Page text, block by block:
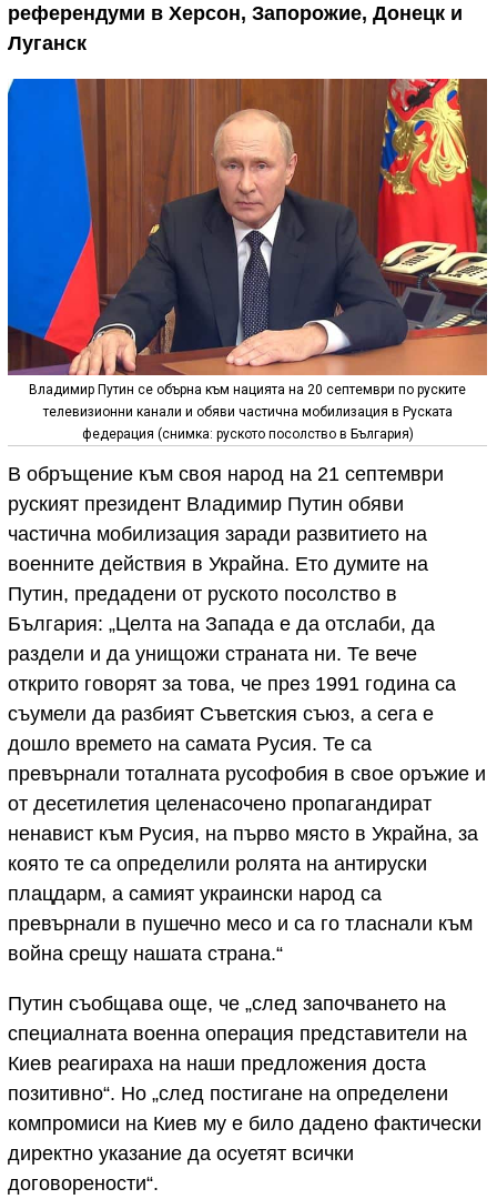
референдуми в Херсон, Запорожие, Донецк и
Луганск
Владимир Путин се обърна към нацията на 20 септември по руските
телевизионни канали и обяви частична мобилизация в Руската
федерация (снимка: руското посолство в България)
В обръщение към своя народ на 21 септември
руският президент Владимир Путин обяви
частична мобилизация заради развитието на
военните действия в Украйна. Ето думите на
Путин, предадени от руското посолство в
България: „Целта на Запада е да отслаби, да
раздели и да унищожи страната ни. Те вече
открито говорят за това, че през 1991 година са
съумели да разбият Съветския съюз, а сега е
дошло времето на самата Русия. Те са
превърнали тоталната русофобия в свое оръжие и
от десетилетия целенасочено пропагандират
ненавист към Русия, на първо място в Украйна, за
която те са определили ролята на антируски
плацдарм, а самият украински народ са
превърнали в пушечно месо и са го тласнали към
война срещу нашата страна.“
Путин съобщава още, че „след започването на
специалната военна операция представители на
Киев реагираха на наши предложения доста
позитивно“. Но „след постигане на определени
компромиси на Киев му е било дадено фактически
директно указание да осуетят всички
договорености“.